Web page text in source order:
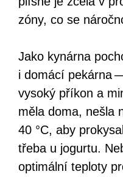
zóny, co se
Jako kynárna
i domácí pekárna
vysoký příkon a
měla doma, nešla
40 °C, aby
třeba u jogurtu.
optimální teploty